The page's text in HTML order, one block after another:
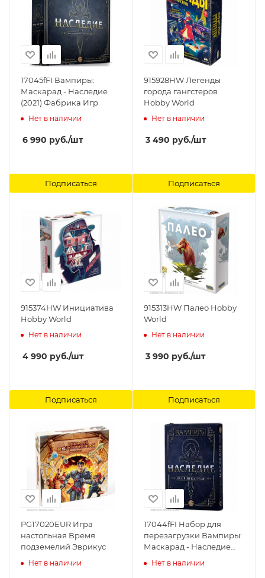
17045fFI Вампиры:
Маскарад - Наследие
(2021) Фабрика Игр
Нет в наличии
6 990 руб./шт
Подписаться
915928HW Легенды
города гангстеров
Hobby World
Нет в наличии
3 490 руб./шт
Подписаться
915374HW Инициатива
Hobby World
Нет в наличии
4 990 руб./шт
Подписаться
915313HW Палео Hobby
World
Нет в наличии
3 990 руб./шт
Подписаться
PG17020EUR Игра
настольная Время
подземелий Эврикус
Нет в наличии
17044fFI Набор для
перезагрузки Вампиры:
Маскарад - Наследие
(2021) Фабрика Игр
Нет в наличии